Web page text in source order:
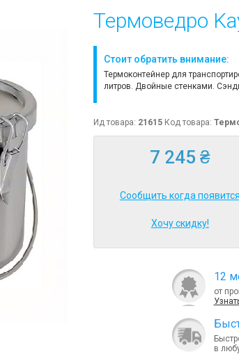
Термоведро
Стоит обратить внимание:
Термоконтейнер для
литров. Двойные стенками.
Ид товара: 21615 Код товара:
7 245 ₴
Сообщить когда появится
Хочу скидку!
12
от
в